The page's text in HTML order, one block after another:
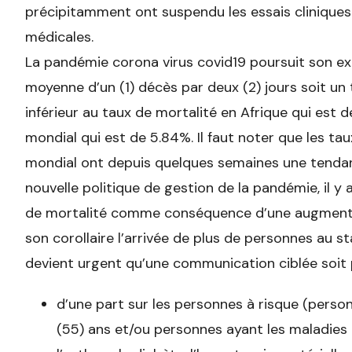
précipitamment ont suspendu les essais
médicales.
La pandémie corona virus covid19 poursuit son
moyenne d’un (1) décès par deux (2) jours soit
inférieur au taux de mortalité en Afrique qui est
mondial qui est de 5.84%. Il faut noter que les
mondial ont depuis quelques semaines une
nouvelle politique de gestion de la pandémie, il
de mortalité comme conséquence d’une
son corollaire l’arrivée de plus de personnes au
devient urgent qu’une communication ciblée soit
d’une part sur les personnes à risque
(55) ans et/ou personnes ayant les